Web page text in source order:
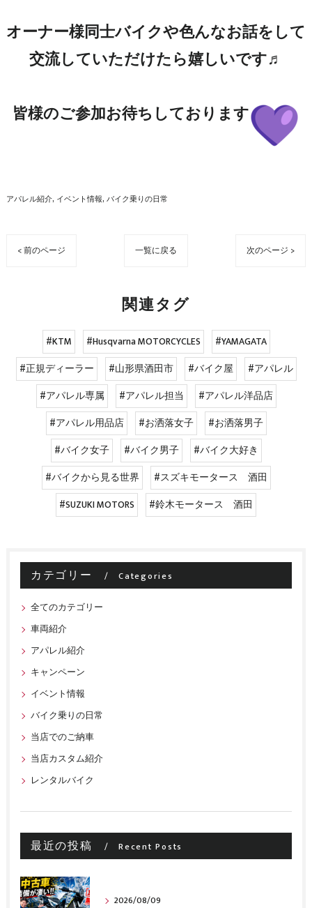
オーナー様同士バイクや色んなお話をして
交流していただけたら嬉しいです♬
皆様のご参加お待ちしております
アパレル紹介 イベント情報 バイク乗りの日常
< 前のページ 一覧に戻る 次のページ >
関連タグ
#KTM #Husqvarna MOTORCYCLES
#YAMAGATA
#正規ディーラー
#山形県酒田市 #バイク屋
#アパレル
#アパレル専属
#アパレル担当
#アパレル洋品店
#アパレル用品店
#お洒落女子
#お洒落男子
#バイク女子
#バイク男子
#バイク大好き
#バイクから見る世界
#スズキモータース 酒田
#SUZUKI MOTORS
#鈴木モータース 酒田
カテゴリー Categories
全てのカテゴリー
車両紹介
アパレル紹介
キャンペーン
イベント情報
バイク乗りの日常
当店でのご納車
当店カスタム紹介
レンタルバイク
最近の投稿 Recent Posts
2026/08/09